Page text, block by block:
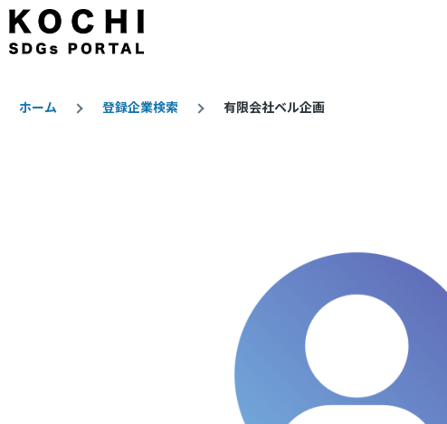
メインコンテンツに移動
ホーム 登録企業検索 有限会社ベル企画